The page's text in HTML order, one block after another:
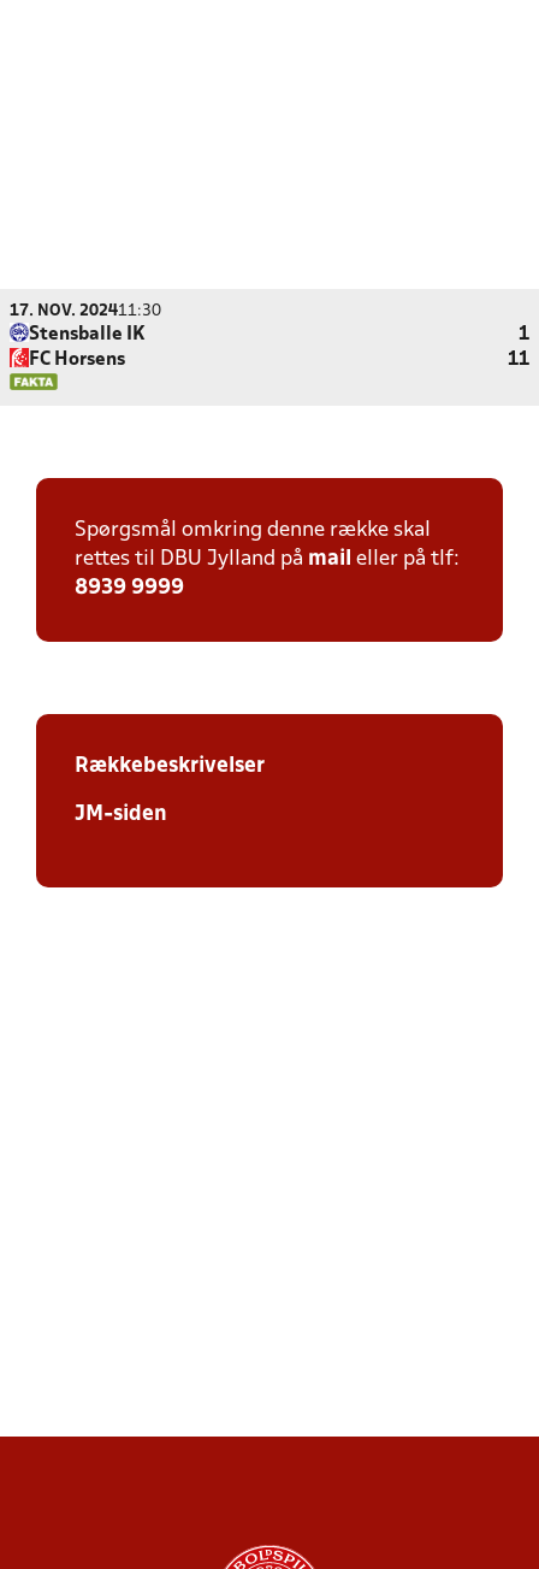
17. NOV. 202411:30
Stensballe IK
1
FC Horsens
11
Spørgsmål omkring denne række skal
rettes til DBU Jylland på mail eller på tlf:
8939 9999
Rækkebeskrivelser
JM-siden